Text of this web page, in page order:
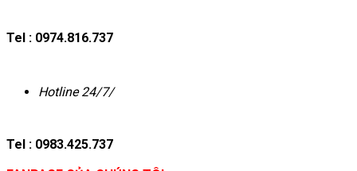
Tel : 0974.816.737
Hotline 24/7/
Tel : 0983.425.737